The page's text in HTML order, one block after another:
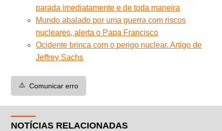
parada imediatamente e de toda maneira
Mundo abalado por uma guerra com riscos
nucleares, alerta o Papa Francisco
Ocidente brinca com o perigo nuclear. Artigo de
Jeffrey Sachs
⚠️ Comunicar erro
NOTÍCIAS RELACIONADAS